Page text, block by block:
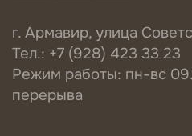
г. Армавир, улица
Тел.: +7 (928) 423 33 23
Режим работы: пн-вс
перерыва